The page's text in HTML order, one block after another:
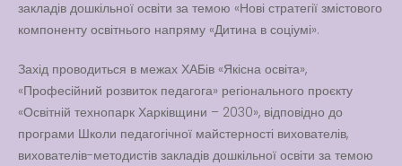
закладів дошкільної освіти за темою «Нові стратегії змістового
компоненту освітнього напряму «Дитина в соціумі».
Захід проводиться в межах ХАБів «Якісна освіта»,
«Професійний розвиток педагога» регіонального проєкту
«Освітній технопарк Харківщини – 2030», відповідно до
програми Школи педагогічної майстерності вихователів,
вихователів-методистів закладів дошкільної освіти за темою